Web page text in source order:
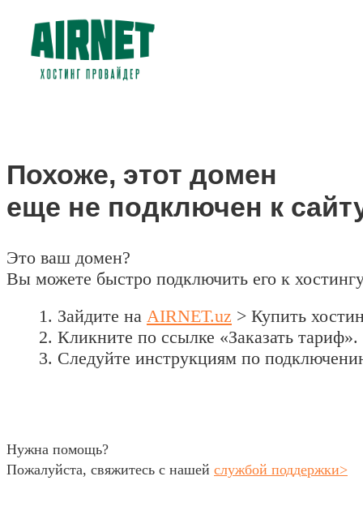
Похоже, этот домен
еще не подключен к
Это ваш домен?
Вы можете быстро подключить его к
Зайдите на AIRNET.uz > Купить
Кликните по ссылке «Заказать тариф».
Следуйте инструкциям по
Нужна помощь?
Пожалуйста, свяжитесь с нашей службой поддержки>